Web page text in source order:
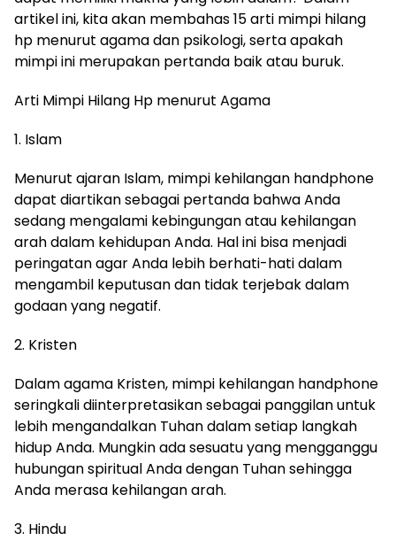
artikel ini, kita akan membahas 15 arti mimpi hilang
hp menurut agama dan psikologi, serta apakah
mimpi ini merupakan pertanda baik atau buruk.
Arti Mimpi Hilang Hp menurut Agama
1. Islam
Menurut ajaran Islam, mimpi kehilangan handphone
dapat diartikan sebagai pertanda bahwa Anda
sedang mengalami kebingungan atau kehilangan
arah dalam kehidupan Anda. Hal ini bisa menjadi
peringatan agar Anda lebih berhati-hati dalam
mengambil keputusan dan tidak terjebak dalam
godaan yang negatif.
2. Kristen
Dalam agama Kristen, mimpi kehilangan handphone
seringkali diinterpretasikan sebagai panggilan untuk
lebih mengandalkan Tuhan dalam setiap langkah
hidup Anda. Mungkin ada sesuatu yang mengganggu
hubungan spiritual Anda dengan Tuhan sehingga
Anda merasa kehilangan arah.
3. Hindu